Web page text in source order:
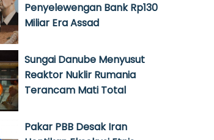
Penyelewengan Bank Rp130
Miliar Era Assad
Sungai Danube Menyusut
Reaktor Nuklir Rumania
Terancam Mati Total
Pakar PBB Desak Iran